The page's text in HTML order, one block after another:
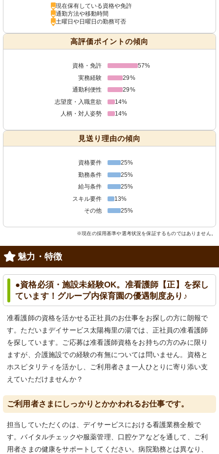
現在保有している資格や免許
通勤方法や移動時間
土曜日や日曜日の勤務可否
高評価ポイントの傾向
資格・免許
57%
実務経験
29%
通勤利便性
29%
志望度・入職意欲
14%
人柄・対人姿勢
14%
見送り理由の傾向
資格要件
25%
勤務条件
25%
給与条件
25%
スキル要件
13%
その他
25%
※現在の採用基準や選考状況を保証するものではありません。
魅力・特徴
●資格必須・施設未経験OK。准看護師【正】を探し
ています！グループ内保育園の優遇制度あり♪
准看護師の資格を活かせる正社員のお仕事をお探しの方に朗報で
す。ただいまデイサービス太陽梅里の湯では、正社員の准看護師
を探しています。ご応募は准看護師資格をお持ちの方のみに限り
ますが、介護施設での経験の有無については問いません。資格と
ホスピタリティを活かし、ご利用者さま一人ひとりに寄り添い支
えていただけませんか？
ご利用者さまにしっかりとかかわれるお仕事です。
担当していただくのは、デイサービスにおける看護業務全般で
す。バイタルチェックや服薬管理、口腔ケアなどを通して、ご利
用者さまの健康をサポートしてください。病院勤務とは異なり、